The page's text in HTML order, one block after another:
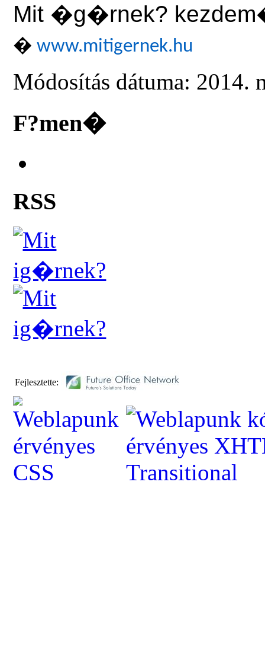
Mit �g�rnek?
�www.mitigernek.hu
Módosítás dátuma: 2014.
F?men�
RSS
Fejlesztette: